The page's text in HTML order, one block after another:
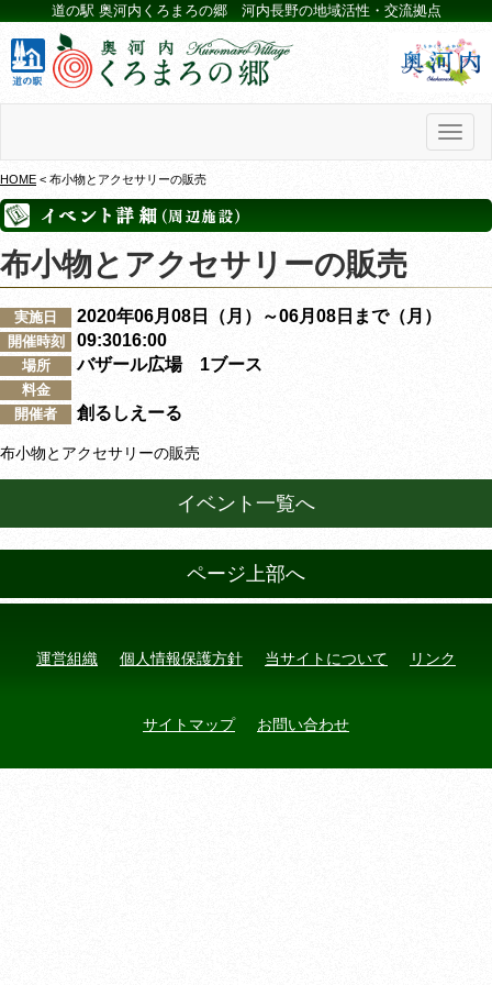
道の駅 奥河内くろまろの郷 河内長野の地域活性・交流拠点
HOME < 布小物とアクセサリーの販売
布小物とアクセサリーの販売
実施日 2020年06月08日（月）～06月08日まで（月）
開催時刻 09:3016:00
場所 バザール広場 1ブース
料金
開催者
創るしえーる
布小物とアクセサリーの販売
イベント一覧へ
ページ上部へ
運営組織 個人情報保護方針 当サイトについて リンク
サイトマップ お問い合わせ